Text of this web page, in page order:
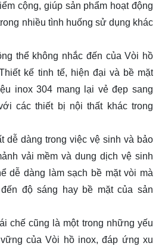
cộng, giúp sản phẩm hoạt động
nhiều tình huống sử dụng khác
thể không nhắc đến của Vòi hồ
kế tinh tế, hiện đại và bề mặt
inox 304 mang lại vẻ đẹp sang
các thiết bị nội thất khác trong
dễ dàng trong việc vệ sinh và bảo
vải mềm và dung dịch vệ sinh
dễ dàng làm sạch bề mặt vòi mà
độ sáng hay bề mặt của sản
chế cũng là một trong những yếu
của Vòi hồ inox, đáp ứng xu